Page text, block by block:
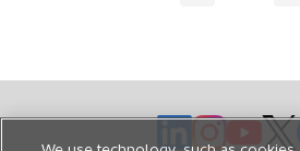
o
o
o